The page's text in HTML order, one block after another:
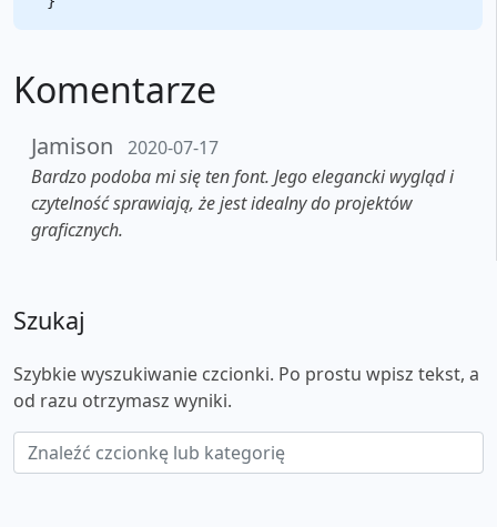
Komentarze
Jamison
2020-07-17
Bardzo podoba mi się ten font. Jego elegancki wygląd i
czytelność sprawiają, że jest idealny do projektów
graficznych.
Szukaj
Szybkie wyszukiwanie czcionki. Po prostu wpisz tekst, a
od razu otrzymasz wyniki.